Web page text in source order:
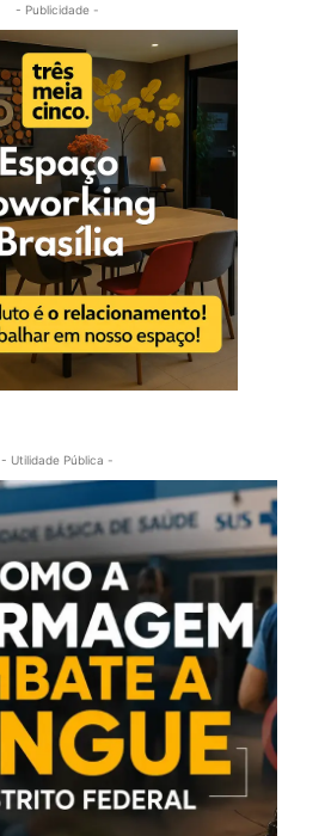
- Publicidade -
- Utilidade Pública -